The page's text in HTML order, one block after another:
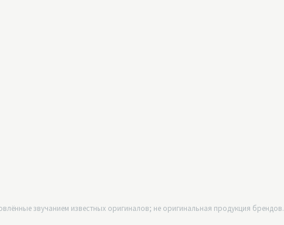
звучанием известных оригиналов; не оригинальная продукция брендов.